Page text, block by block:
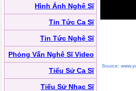
Hình Ảnh Nghệ Sĩ
Tin Tức Ca Sĩ
Tin Tức Nghệ Sĩ
Phỏng Vấn Nghệ Sĩ Video
Tiểu Sử Ca Sĩ
Tiểu Sử Nhạc Sĩ
Source: